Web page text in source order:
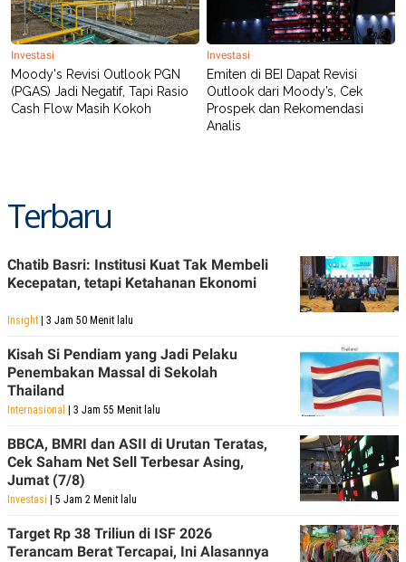
Investasi
Moody's Revisi Outlook PGN
(PGAS) Jadi Negatif, Tapi Rasio
Cash Flow Masih Kokoh
Investasi
Emiten di BEI Dapat Revisi
Outlook dari Moody’s, Cek
Prospek dan Rekomendasi
Analis
Terbaru
Chatib Basri: Institusi Kuat Tak Membeli
Kecepatan, tetapi Ketahanan Ekonomi
Insight | 3 Jam 50 Menit lalu
Kisah Si Pendiam yang Jadi Pelaku
Penembakan Massal di Sekolah
Thailand
Internasional | 3 Jam 55 Menit lalu
BBCA, BMRI dan ASII di Urutan Teratas,
Cek Saham Net Sell Terbesar Asing,
Jumat (7/8)
Investasi | 5 Jam 2 Menit lalu
Target Rp 38 Triliun di ISF 2026
Terancam Berat Tercapai, Ini Alasannya